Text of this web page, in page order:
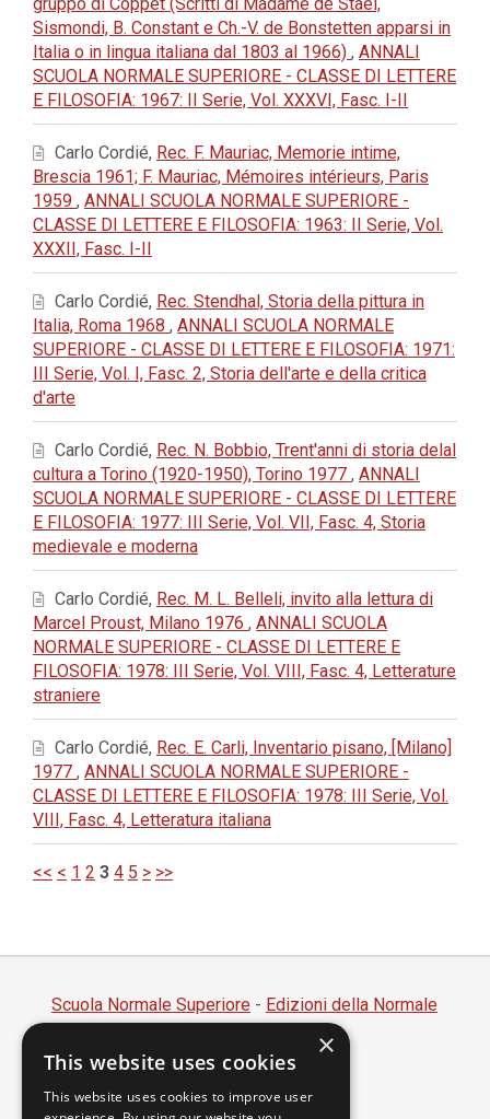
Sismondi, B. Constant e Ch.-V. de Bonstetten apparsi in
Italia o in lingua italiana dal 1803 al 1966) , ANNALI
SCUOLA NORMALE SUPERIORE - CLASSE DI LETTERE
E FILOSOFIA: 1967: II Serie, Vol. XXXVI, Fasc. I-II
Carlo Cordié, Rec. F. Mauriac, Memorie intime,
Brescia 1961; F. Mauriac, Mémoires intérieurs, Paris
1959 , ANNALI SCUOLA NORMALE SUPERIORE -
CLASSE DI LETTERE E FILOSOFIA: 1963: II Serie, Vol.
XXXII, Fasc. I-II
Carlo Cordié, Rec. Stendhal, Storia della pittura in
Italia, Roma 1968 , ANNALI SCUOLA NORMALE
SUPERIORE - CLASSE DI LETTERE E FILOSOFIA: 1971:
III Serie, Vol. I, Fasc. 2, Storia dell'arte e della critica
d'arte
Carlo Cordié, Rec. N. Bobbio, Trent'anni di storia delal
cultura a Torino (1920-1950), Torino 1977 , ANNALI
SCUOLA NORMALE SUPERIORE - CLASSE DI LETTERE
E FILOSOFIA: 1977: III Serie, Vol. VII, Fasc. 4, Storia
medievale e moderna
Carlo Cordié, Rec. M. L. Belleli, invito alla lettura di
Marcel Proust, Milano 1976 , ANNALI SCUOLA
NORMALE SUPERIORE - CLASSE DI LETTERE E
FILOSOFIA: 1978: III Serie, Vol. VIII, Fasc. 4, Letterature
straniere
Carlo Cordié, Rec. E. Carli, Inventario pisano, [Milano]
1977 , ANNALI SCUOLA NORMALE SUPERIORE -
CLASSE DI LETTERE E FILOSOFIA: 1978: III Serie, Vol.
VIII, Fasc. 4, Letteratura italiana
<< < 1 2 3 4 5 > >>
Scuola Normale Superiore - Edizioni della Normale
Piazza dei Cavalieri, 7 - 56126 Pisa
Codice fiscale 80005050507
Partita IVA 00420000507
×
This website uses cookies
This website uses cookies to improve user